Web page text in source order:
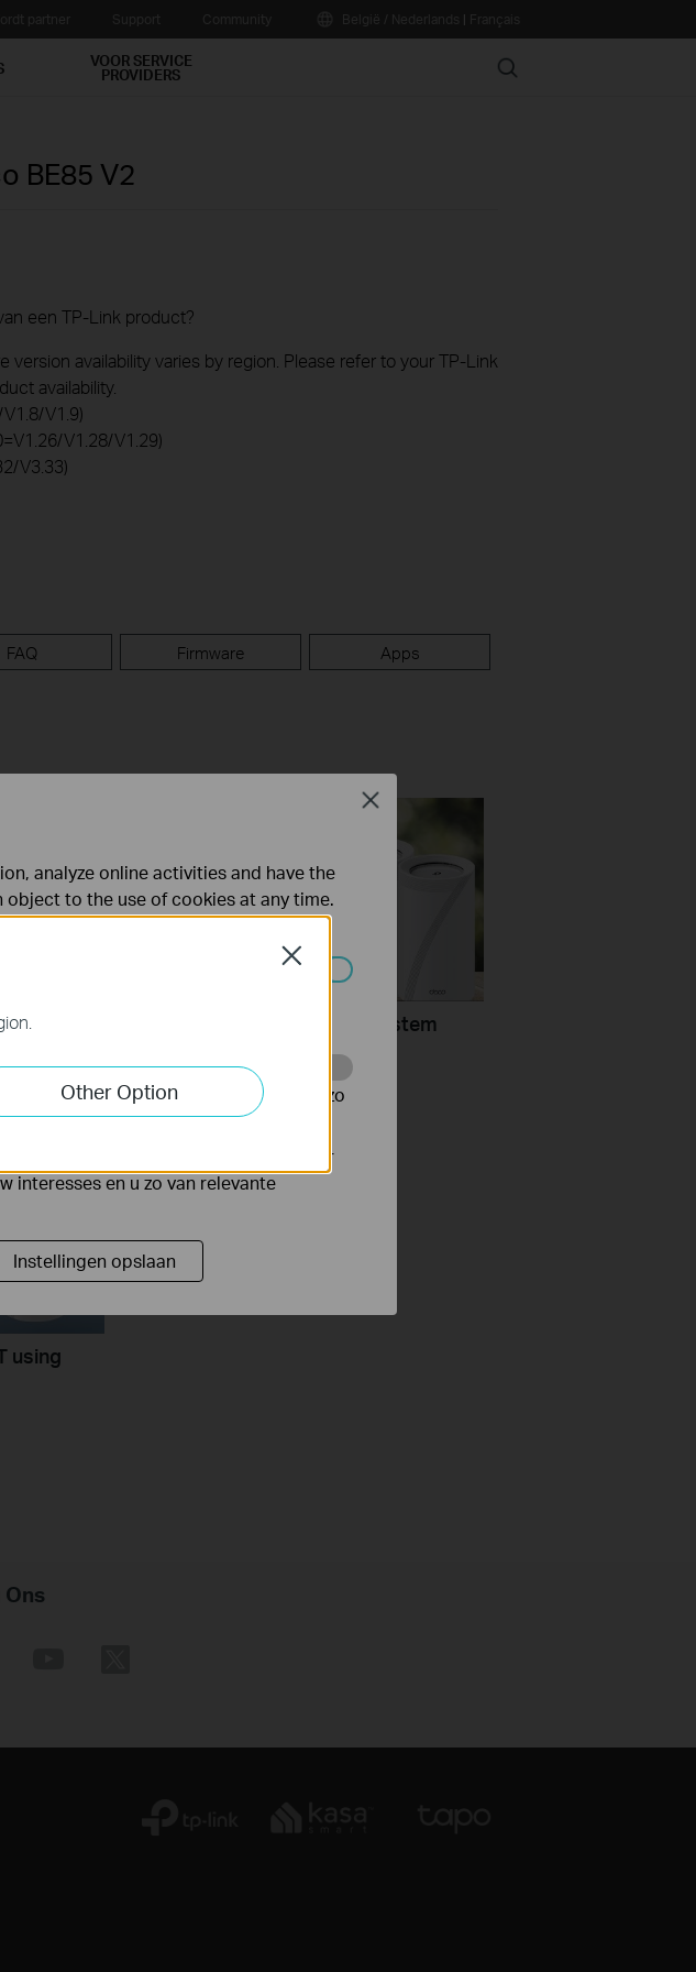
|
VOOR SERVICE
PROVIDERS Search
BE85 V2
een TP-Link product?
version availability varies by region. Please refer to your TP-Link
availability.
V1.9)
V1.28/V1.29)
V3.33)
FAQ Firmware Apps
How to Configure a Deco System
using
Ons
Other Option
Close
analyze online activities and have the
to the use of cookies at any time.
show again
en kunnen niet worden
op onze website te volgen en zo
door externe adverteerders waar
interesses en u zo van relevante
Instellingen opslaan
Close